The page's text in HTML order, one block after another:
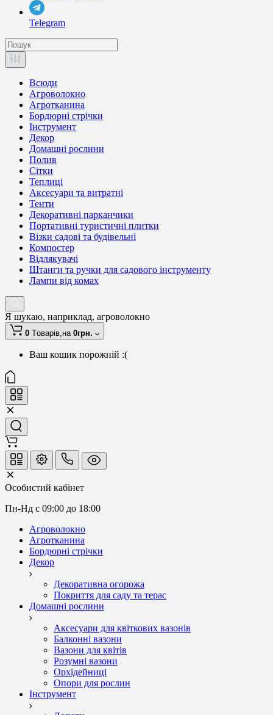
Telegram
Всюди
Агроволокно
Агротканина
Бордюрні стрічки
Інструмент
Декор
Домашні рослини
Полив
Сітки
Теплиці
Аксесуари та витратні
Тенти
Декоративні парканчики
Портативні туристичні плитки
Візки садові та будівельні
Компостер
Відлякувачі
Штанги та ручки для садового інструменту
Лампи від комах
Я шукаю, наприклад, агроволокно
0 Tоварів,на 0грн.
Ваш кошик порожній :(
Особистий кабінет
Пн-Нд с 09:00 до 18:00
Агроволокно
Агротканина
Бордюрні стрічки
Декор
Декоративна огорожа
Покриття для саду та терас
Домашні рослини
Аксесуари для квіткових вазонів
Балконні вазони
Вазони для квітів
Розумні вазони
Орхідейниці
Опори для рослин
Інструмент